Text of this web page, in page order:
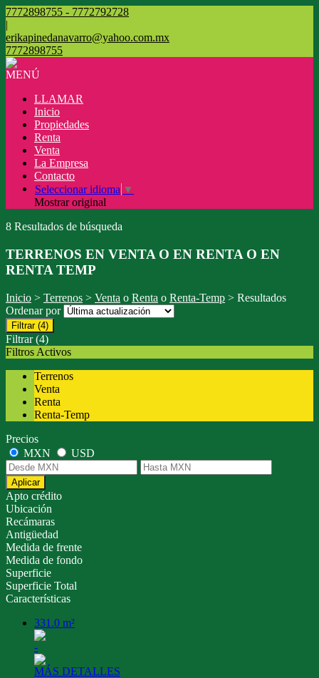
7772898755 - 7772792728
|
erikapinedanavarro@yahoo.com.mx
7772898755
MENÚ
LLAMAR
Inicio
Propiedades
Renta
Venta
La Empresa
Contacto
Seleccionar idioma ▼
Mostrar original
8 Resultados de búsqueda
TERRENOS EN VENTA O EN RENTA O EN
RENTA TEMP
Inicio > Terrenos > Venta o Renta o Renta-Temp > Resultados
Ordenar por
Filtrar (4)
Filtrar (4)
Filtros Activos
Terrenos
Venta
Renta
Renta-Temp
Precios
MXN
USD
Aplicar
Apto crédito
Ubicación
Recámaras
Antigüedad
Medida de frente
Medida de fondo
Superficie
Superficie Total
Características
331.0 m²
-
MÁS DETALLES